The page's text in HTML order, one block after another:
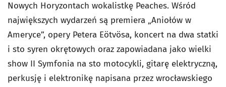
Nowych Horyzontach wokalistkę Peaches. Wśród
największych wydarzeń są premiera „Aniołów w
Ameryce”, opery Petera Eötvösa, koncert na dwa statki
i sto syren okrętowych oraz zapowiadana jako wielki
show II Symfonia na sto motocykli, gitarę elektryczną,
perkusję i elektronikę napisana przez wrocławskiego